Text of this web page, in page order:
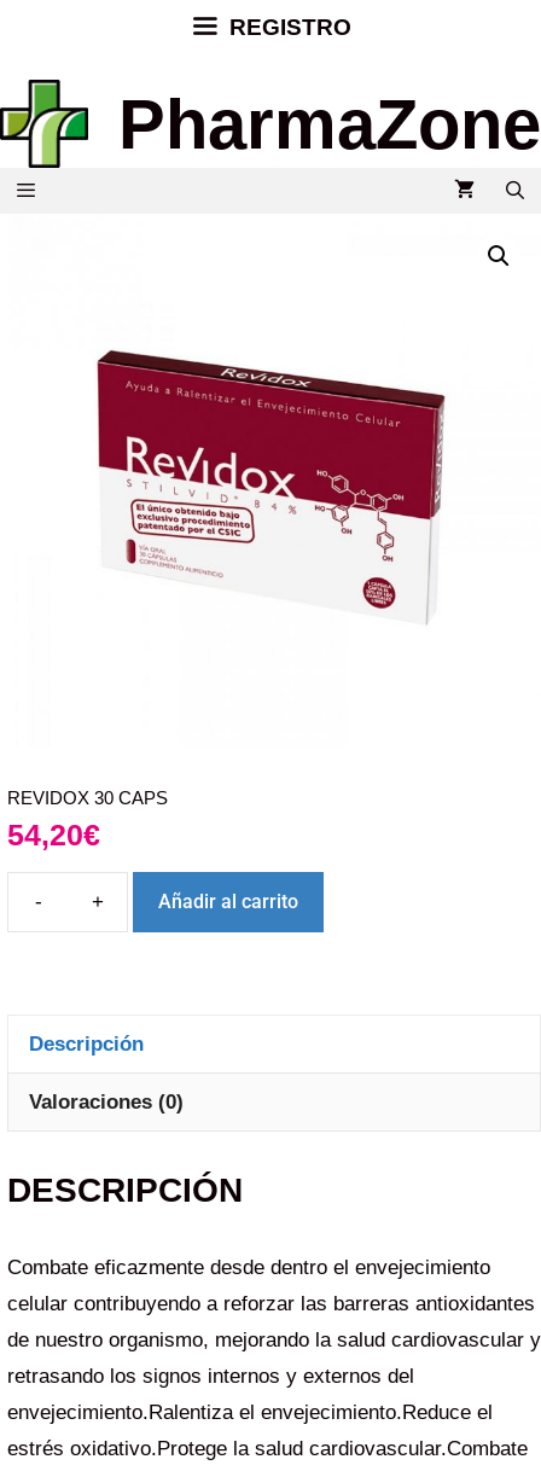
REGISTRO
PharmaZone
REVIDOX 30 CAPS
54,20€
Añadir al carrito
Descripción
Valoraciones (0)
DESCRIPCIÓN
Combate eficazmente desde dentro el envejecimiento
celular contribuyendo a reforzar las barreras antioxidantes
de nuestro organismo, mejorando la salud cardiovascular y
retrasando los signos internos y externos del
envejecimiento.Ralentiza el envejecimiento.Reduce el
estrés oxidativo.Protege la salud cardiovascular.Combate